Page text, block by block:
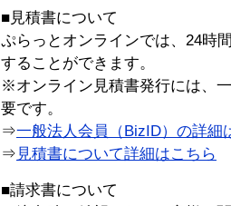
■見積書について
ぷらっとオンラインでは、24時
することができます。
※オンライン見積書発行には、
要です。
⇒一般法人会員（BizID）の詳細
⇒ 見積書について詳細はこちら
■請求書について